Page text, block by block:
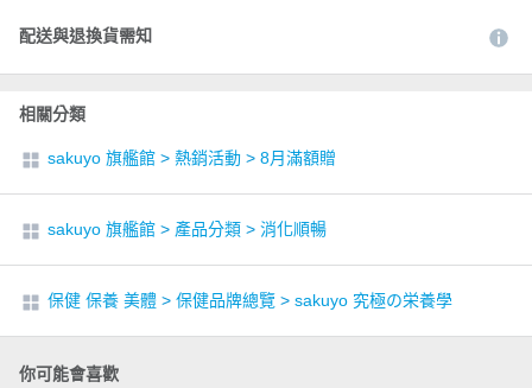
配送與退換貨需知
相關分類
sakuyo 旗艦館 > 熱銷活動 > 8月滿額贈
sakuyo 旗艦館 > 產品分類 > 消化順暢
保健 保養 美體 > 保健品牌總覽 > sakuyo 究極の栄養學
你可能會喜歡